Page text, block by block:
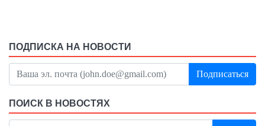
ПОДПИСКА НА НОВОСТИ
Подписаться
ПОИСК В НОВОСТЯХ